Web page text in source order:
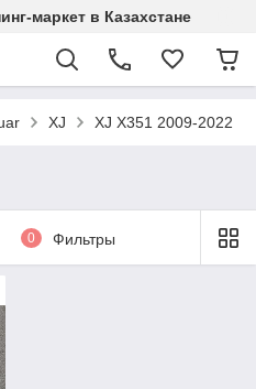
маркет в Казахстане
XJ XJ X351 2009-2022
0 Фильтры